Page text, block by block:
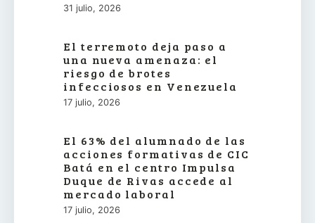
31 julio, 2026
El terremoto deja paso a
una nueva amenaza: el
riesgo de brotes
infecciosos en Venezuela
17 julio, 2026
El 63% del alumnado de las
acciones formativas de CIC
Batá en el centro Impulsa
Duque de Rivas accede al
mercado laboral
17 julio, 2026